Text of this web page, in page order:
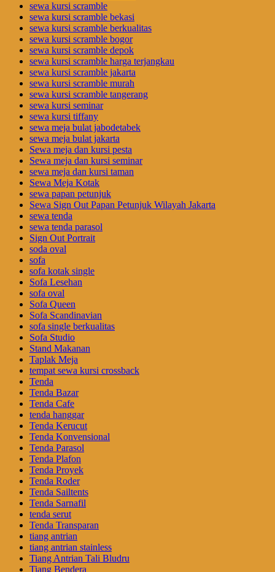
sewa kursi scramble
sewa kursi scramble bekasi
sewa kursi scramble berkualitas
sewa kursi scramble bogor
sewa kursi scramble depok
sewa kursi scramble harga terjangkau
sewa kursi scramble jakarta
sewa kursi scramble murah
sewa kursi scramble tangerang
sewa kursi seminar
sewa kursi tiffany
sewa meja bulat jabodetabek
sewa meja bulat jakarta
Sewa meja dan kursi pesta
Sewa meja dan kursi seminar
sewa meja dan kursi taman
Sewa Meja Kotak
sewa papan petunjuk
Sewa Sign Out Papan Petunjuk Wilayah Jakarta
sewa tenda
sewa tenda parasol
Sign Out Portrait
soda oval
sofa
sofa kotak single
Sofa Lesehan
sofa oval
Sofa Queen
Sofa Scandinavian
sofa single berkualitas
Sofa Studio
Stand Makanan
Taplak Meja
tempat sewa kursi crossback
Tenda
Tenda Bazar
Tenda Cafe
tenda hanggar
Tenda Kerucut
Tenda Konvensional
Tenda Parasol
Tenda Plafon
Tenda Proyek
Tenda Roder
Tenda Sailtents
Tenda Sarnafil
tenda serut
Tenda Transparan
tiang antrian
tiang antrian stainless
Tiang Antrian Tali Bludru
Tiang Bendera